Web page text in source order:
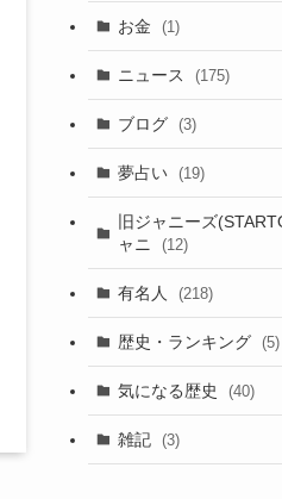
お金 (1)
ニュース (175)
ブログ (3)
夢占い (19)
旧ジャニーズ
ャニ
(12)
有名人 (218)
歴史・ランキング (5)
気になる歴史 (40)
雑記 (3)